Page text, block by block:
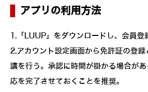
アプリの利用方法
1.「LUUP」をダウンロードし、会員登
2.アカウント設定画面から免許証の登
講を行う。承認に時間が掛かる場合が
応を完了させておくことを推奨。